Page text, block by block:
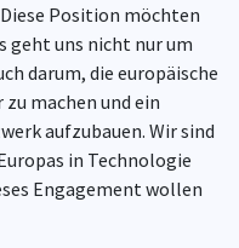
Position möchten
geht uns nicht nur um
darum, die europäische
machen und ein
aufzubauen. Wir sind
in Technologie
Engagement wollen